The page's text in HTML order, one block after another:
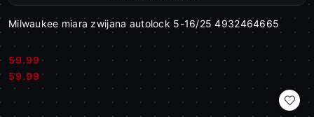
Milwaukee miara zwijana autolock 5-16/25 4932464665
Cena:
59.99
Cena:
59.99